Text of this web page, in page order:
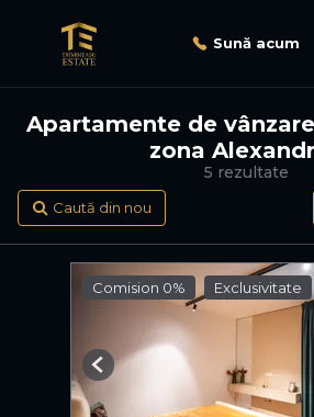
Sună acum
5 rezultate
Apartamente de
zona
Caută din nou
Comision 0% Exclusivitate
Previous